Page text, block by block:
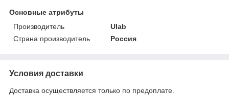
Основные атрибуты
Производитель
Ulab
Страна производитель
Россия
Условия доставки
Доставка осуществляется только по предоплате.